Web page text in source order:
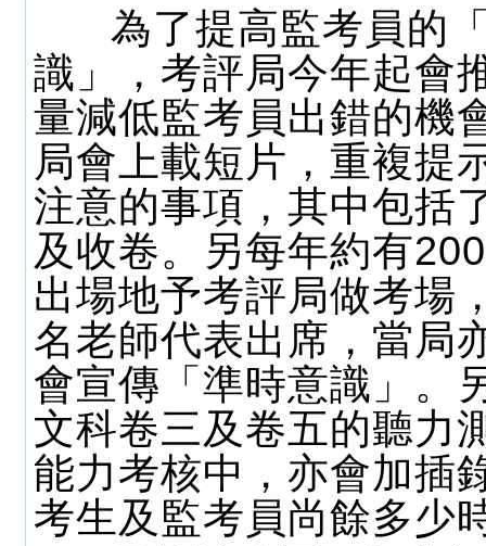
為了提高監考員的
識」，考評局今年起會
量減低監考員出錯的機
局會上載短片，重複提
注意的事項，其中包括
及收卷。另每年約有
出場地予考評局做考場
名老師代表出席，當局
會宣傳「準時意識」。
文科卷三及卷五的聽力
能力考核中，亦會加插
考生及監考員尚餘多少